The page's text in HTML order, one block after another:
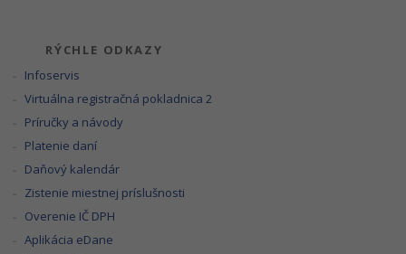
RÝCHLE ODKAZY
Infoservis
Virtuálna registračná pokladnica 2
Príručky a návody
Platenie daní
Daňový kalendár
Zistenie miestnej príslušnosti
Overenie IČ DPH
Aplikácia eDane